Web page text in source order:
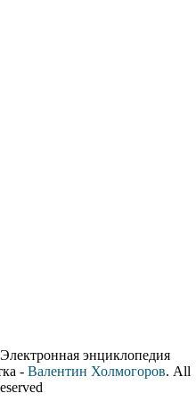
энциклопедия
- Валентин Холмогоров. All